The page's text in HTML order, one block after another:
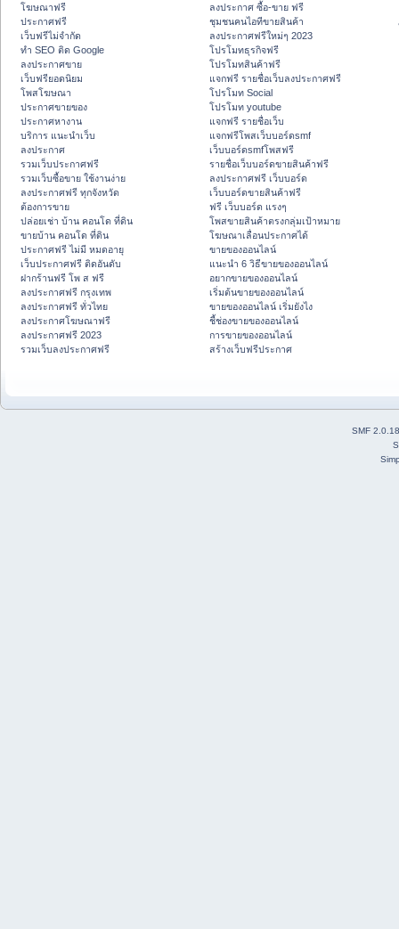
โฆษณาฟรี
ประกาศฟรี
เว็บฟรีไม่จำกัด
ทำ SEO ติด Google
ลงประกาศขาย
เว็บฟรียอดนิยม
โพสโฆษณา
ประกาศขายของ
ประกาศหางาน
บริการ แนะนำเว็บ
ลงประกาศ
รวมเว็บประกาศฟรี
รวมเว็บซื้อขาย ใช้งานง่าย
ลงประกาศฟรี ทุกจังหวัด
ต้องการขาย
ปล่อยเช่า บ้าน คอนโด ที่ดิน
ขายบ้าน คอนโด ที่ดิน
ประกาศฟรี ไม่มี หมดอายุ
เว็บประกาศฟรี ติดอันดับ
ฝากร้านฟรี โพ ส ฟรี
ลงประกาศฟรี กรุงเทพ
ลงประกาศฟรี ทั่วไทย
ลงประกาศโฆษณาฟรี
ลงประกาศฟรี 2023
รวมเว็บลงประกาศฟรี
ลงประกาศ ซื้อ-ขาย ฟรี
ชุมชนคนไอทีขายสินค้า
ลงประกาศฟรีใหม่ๆ 2023
โปรโมทธุรกิจฟรี
โปรโมทสินค้าฟรี
แจกฟรี รายชื่อเว็บลงประกาศฟรี
โปรโมท Social
โปรโมท youtube
แจกฟรี รายชื่อเว็บ
แจกฟรีโพสเว็บบอร์ดsmf
เว็บบอร์ดsmfโพสฟรี
รายชื่อเว็บบอร์ดขายสินค้าฟรี
ลงประกาศฟรี เว็บบอร์ด
เว็บบอร์ดขายสินค้าฟรี
ฟรี เว็บบอร์ด แรงๆ
โพสขายสินค้าตรงกลุ่มเป้าหมาย
โฆษณาเลื่อนประกาศได้
ขายของออนไลน์
แนะนำ 6 วิธีขายของออนไลน์
อยากขายของออนไลน์
เริ่มต้นขายของออนไลน์
ขายของออนไลน์ เริ่มยังไง
ชี้ช่องขายของออนไลน์
การขายของออนไลน์
สร้างเว็บฟรีประกาศ
SMF 2.0.18